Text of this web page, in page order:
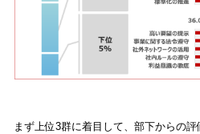
まず上位3群に着目して、部下からの